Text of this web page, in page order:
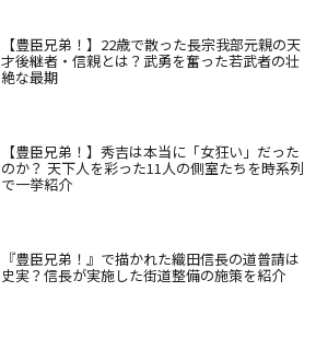
【豊臣兄弟！】22歳で散った長宗我部元親の天
才後継者・信親とは？武勇を奮った若武者の壮
絶な最期
【豊臣兄弟！】秀吉は本当に「女狂い」だった
のか？ 天下人を彩った11人の側室たちを時系列
で一挙紹介
『豊臣兄弟！』で描かれた織田信長の道普請は
史実？信長が実施した街道整備の施策を紹介